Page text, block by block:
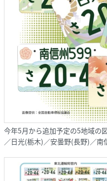
今年5月から追加予定の5地域の
／日光(栃木)／安曇野(長野)／南